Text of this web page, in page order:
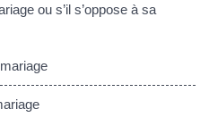
ou s’il s’oppose à sa